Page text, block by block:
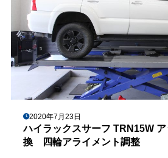
2020年7月23日
ハイラックスサーフ TRN15W
換 四輪アライメント調整